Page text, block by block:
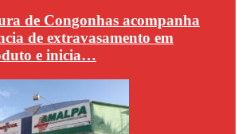
de Congonhas acompanha
de extravasamento em
e inicia…